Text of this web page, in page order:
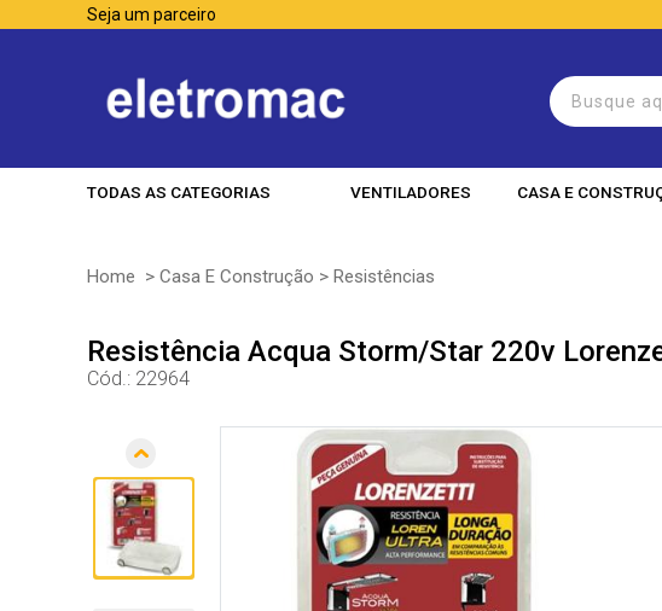
Seja um parceiro
TODAS AS CATEGORIAS VENTILADORES CASA E
Home > Casa E Construção > Resistências
Resistência Acqua Storm/Star 220v
Cód.: 22964